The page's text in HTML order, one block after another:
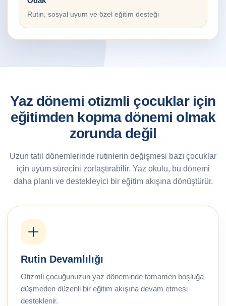
Rutin, sosyal uyum ve özel eğitim desteği
Yaz dönemi otizmli çocuklar için
eğitimden kopma dönemi olmak
zorunda değil
Uzun tatil dönemlerinde rutinlerin değişmesi bazı çocuklar
için uyum sürecini zorlaştırabilir. Yaz okulu, bu dönemi
daha planlı ve destekleyici bir eğitim akışına dönüştürür.
Rutin Devamlılığı
Otizmli çocuğunuzun yaz döneminde tamamen boşluğa
düşmeden düzenli bir eğitim akışına devam etmesi
desteklenir.